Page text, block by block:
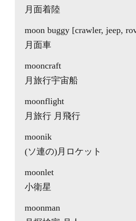
月面着陸
moon buggy [crawler, jeep,
月面車
mooncraft
月旅行宇宙船
moonflight
月旅行 月飛行
moonik
(ソ連の)月ロケット
moonlet
小衛星
moonman